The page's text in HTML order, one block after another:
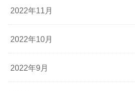
2022年11月
2022年10月
2022年9月